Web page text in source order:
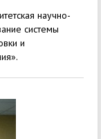
научно-
системы
и